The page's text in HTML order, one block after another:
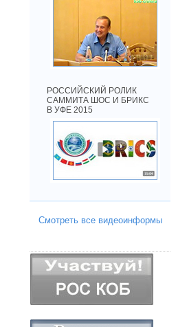
РОССИЙСКИЙ РОЛИК
САММИТА ШОС И БРИКС
В УФЕ 2015
Смотреть все видеоинформы